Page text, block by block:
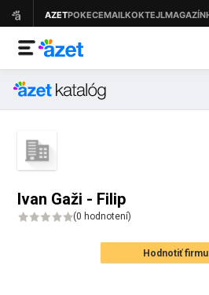
Ivan Gaži - Filip
(0 hodnotení)
Hodnotiť firmu